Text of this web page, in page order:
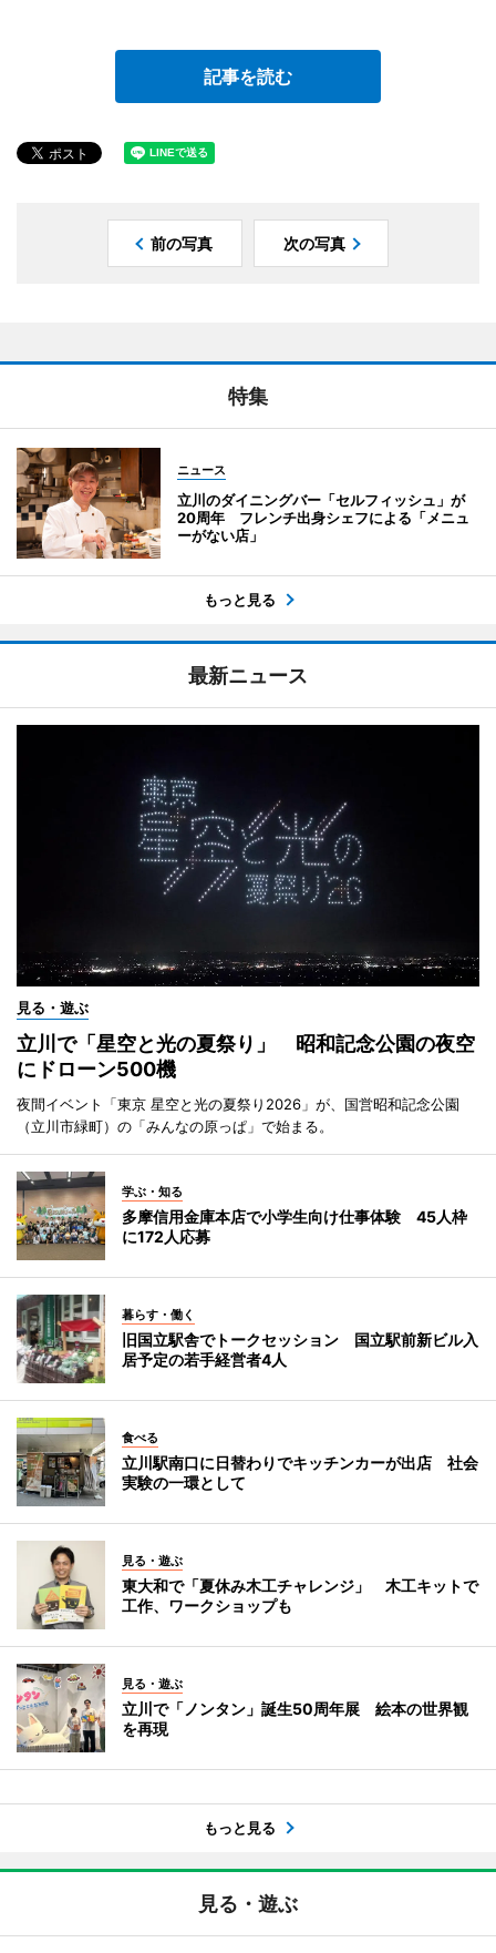
記事を読む
前の写真 次の写真
特集
ニュース
立川のダイニングバー「セルフィッシュ」が
20周年 フレンチ出身シェフによる「メニュ
ーがない店」
もっと見る
最新ニュース
見る・遊ぶ
立川で「星空と光の夏祭り」 昭和記念公園の夜空
にドローン500機
夜間イベント「東京 星空と光の夏祭り2026」が、国営昭和記念公園
（立川市緑町）の「みんなの原っぱ」で始まる。
学ぶ・知る
多摩信用金庫本店で小学生向け仕事体験 45人枠
に172人応募
暮らす・働く
旧国立駅舎でトークセッション 国立駅前新ビル入
居予定の若手経営者4人
食べる
立川駅南口に日替わりでキッチンカーが出店 社会
実験の一環として
見る・遊ぶ
東大和で「夏休み木工チャレンジ」 木工キットで
工作、ワークショップも
見る・遊ぶ
立川で「ノンタン」誕生50周年展 絵本の世界観
を再現
もっと見る
見る・遊ぶ